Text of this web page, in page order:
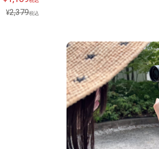
¥2,379税込